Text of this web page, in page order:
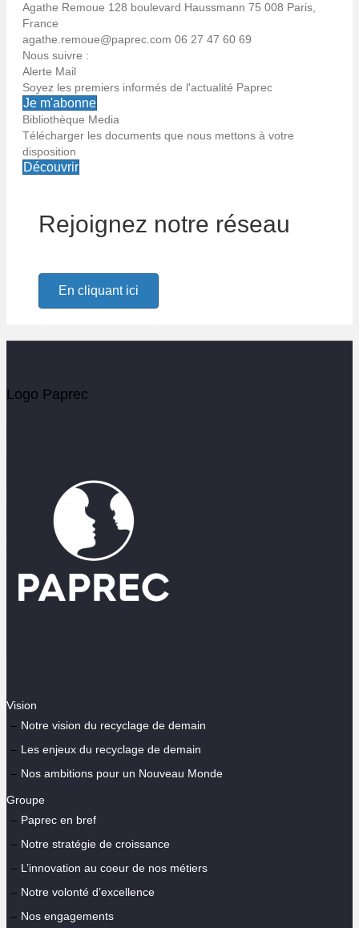
Agathe Remoue 128 boulevard Haussmann 75 008 Paris,
France
agathe.remoue@paprec.com 06 27 47 60 69
Nous suivre :
Alerte Mail
Soyez les premiers informés de l'actualité Paprec
Je m'abonne
Alerte email
Votre email
Bibliothèque Media
Télécharger les documents que nous mettons à votre
disposition
Découvrir
Rejoignez notre réseau
En cliquant ici
Logo Paprec
Vision
Notre vision du recyclage de demain
Les enjeux du recyclage de demain
Nos ambitions pour un Nouveau Monde
Groupe
Paprec en bref
Notre stratégie de croissance
L’innovation au coeur de nos métiers
Notre volonté d’excellence
Nos engagements